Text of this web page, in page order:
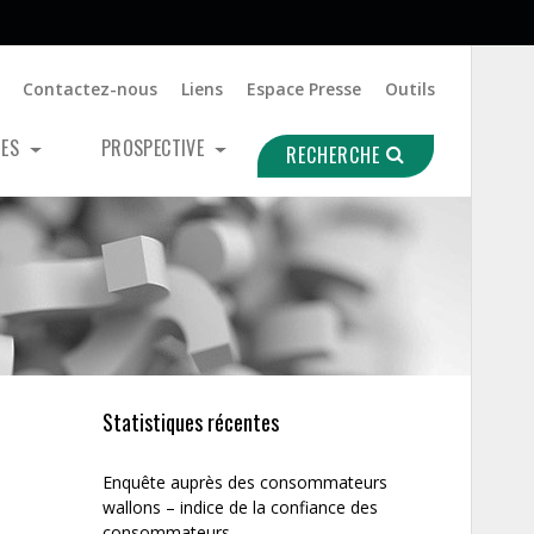
Contactez-nous Liens Espace Presse Outils
PROSPECTIVE RECHERCHE
Statistiques récentes
Enquête auprès des consommateurs
wallons – indice de la confiance des